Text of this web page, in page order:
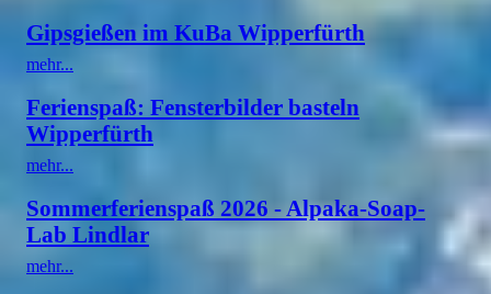
Gipsgießen im KuBa Wipperfürth
mehr...
Ferienspaß: Fensterbilder basteln
Wipperfürth
mehr...
Sommerferienspaß 2026 - Alpaka-Soap-
Lab Lindlar
mehr...